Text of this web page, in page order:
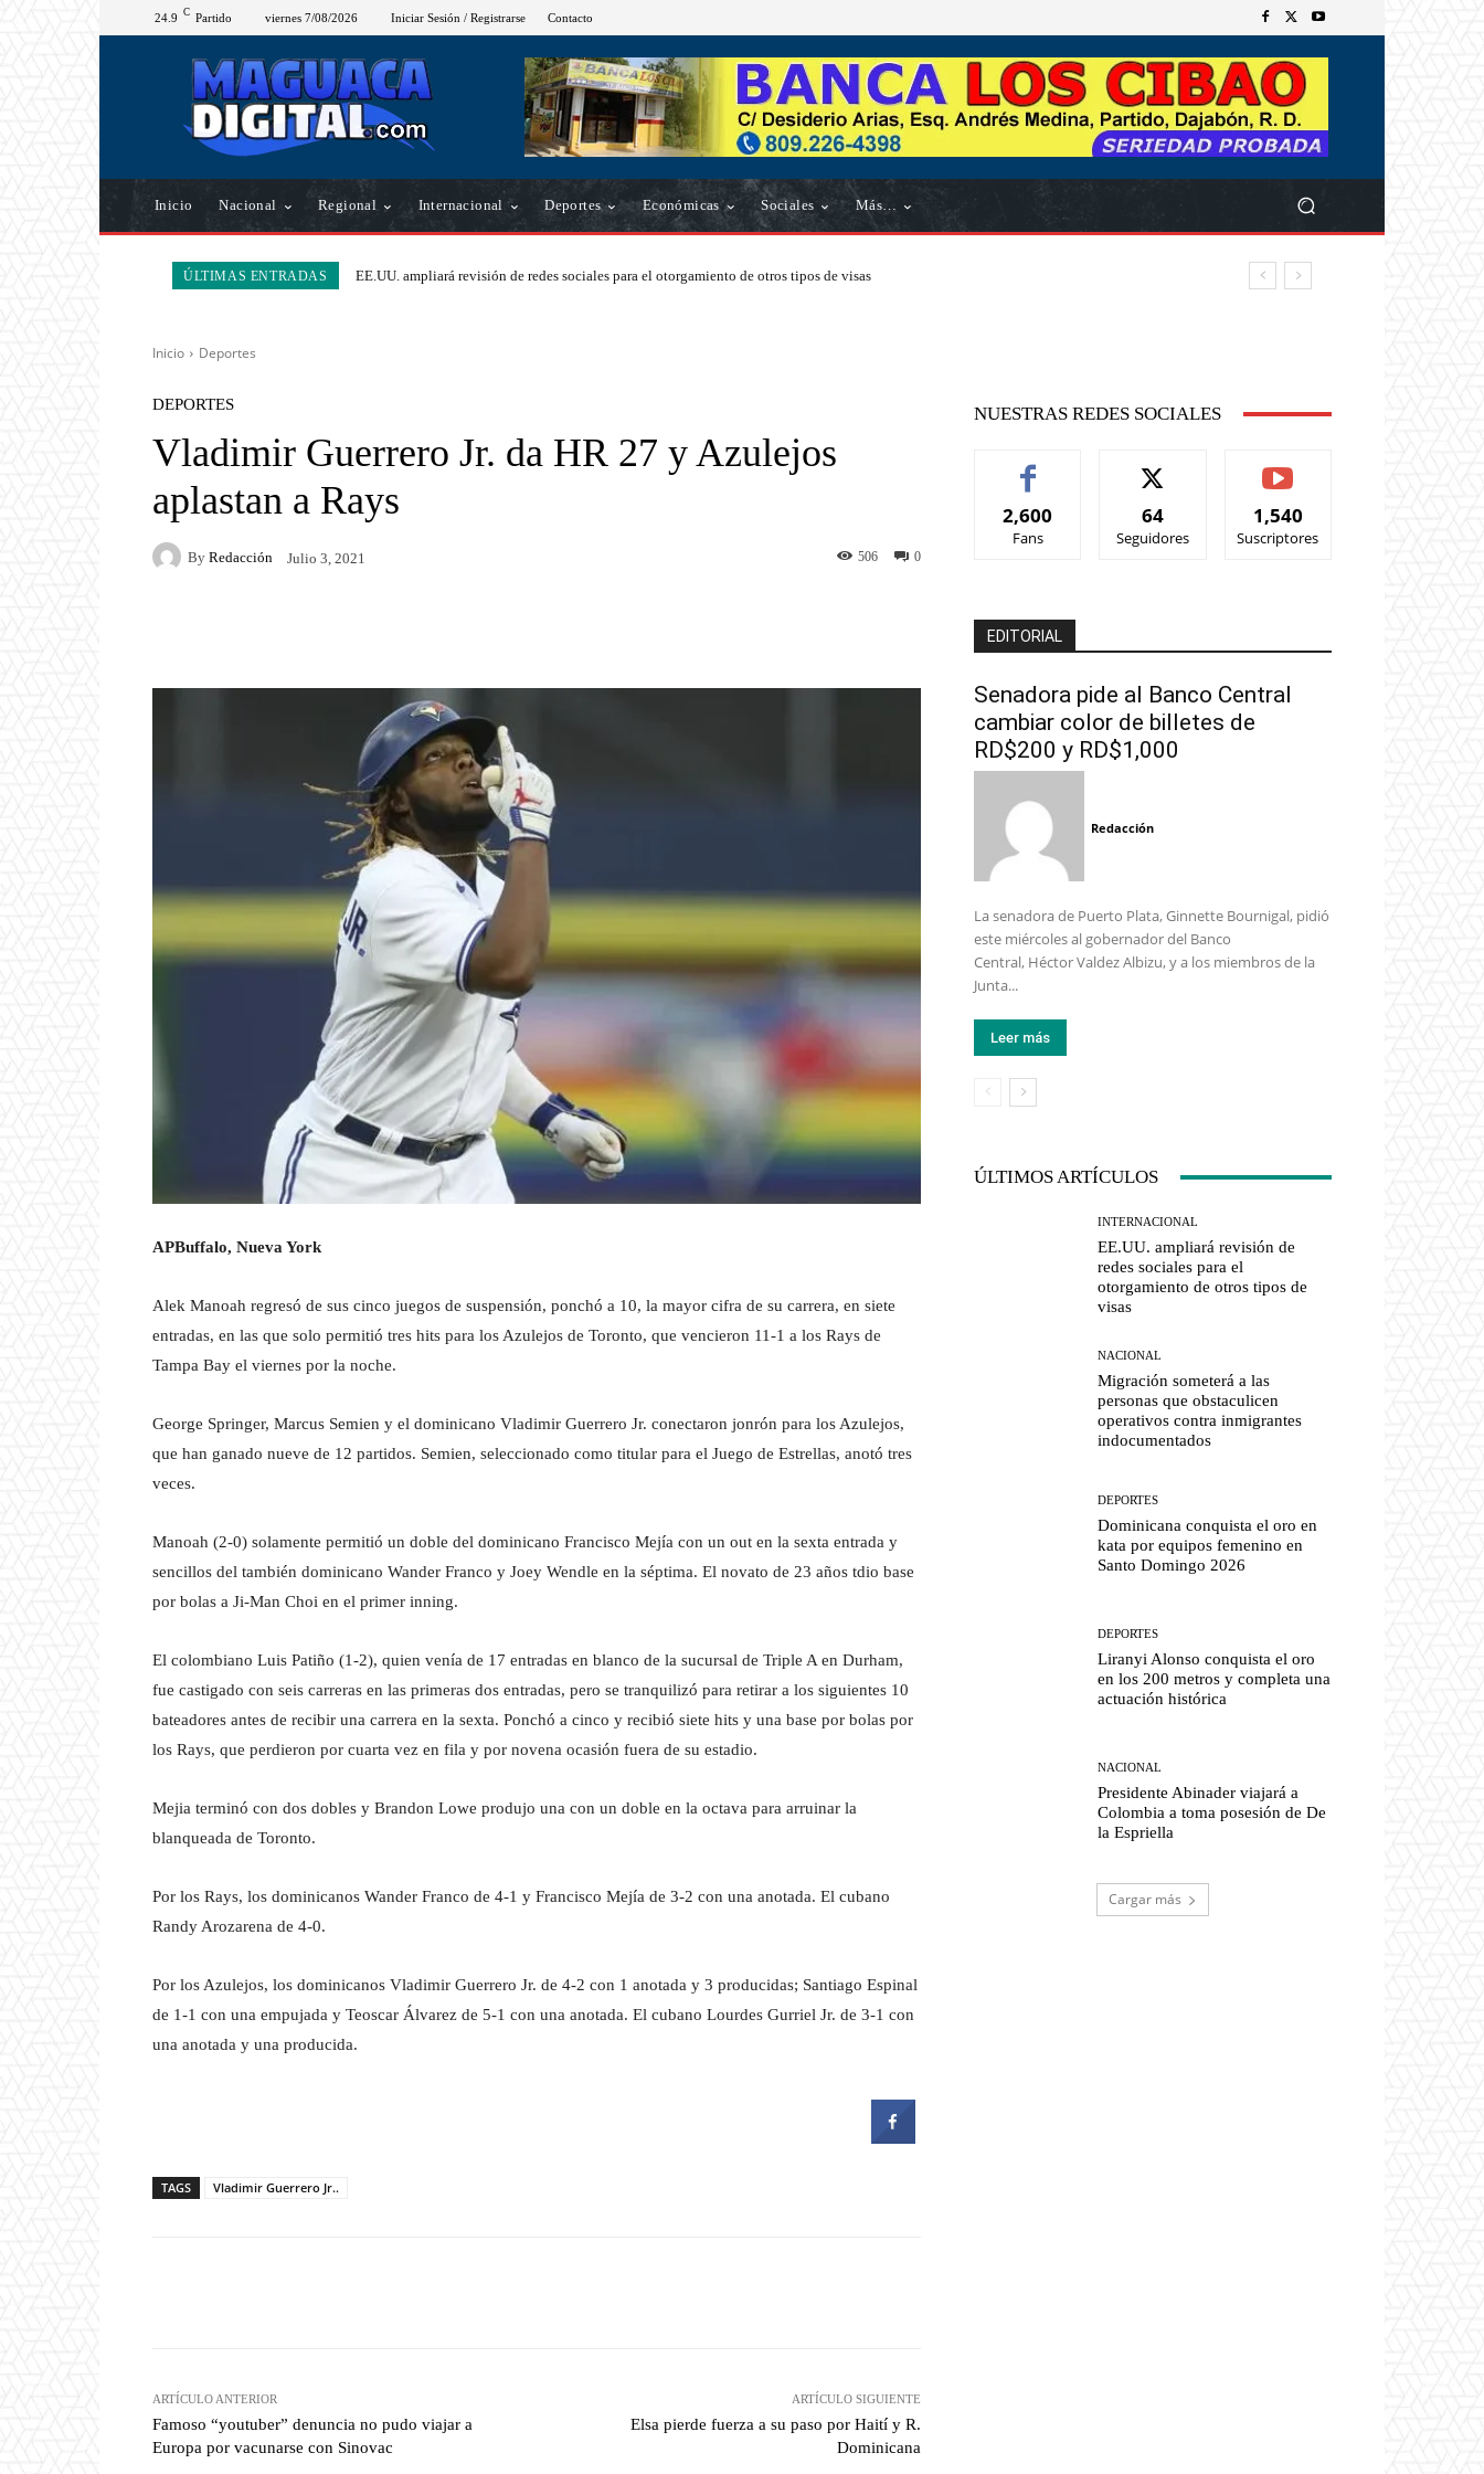
24.9 C Partido viernes 7/08/2026 Iniciar Sesión / Registrarse Contacto
Inicio Nacional Regional Internacional Deportes Económicas Sociales Más…
ÚLTIMAS ENTRADAS EE.UU. ampliará revisión de redes sociales para el otorgamiento de otros tipos de visas
Inicio Deportes
DEPORTES
Vladimir Guerrero Jr. da HR 27 y Azulejos
aplastan a Rays
By Redacción Julio 3, 2021 0
506
APBuffalo, Nueva York
Alek Manoah regresó de sus cinco juegos de suspensión, ponchó a 10, la mayor cifra de su carrera, en siete
entradas, en las que solo permitió tres hits para los Azulejos de Toronto, que vencieron 11-1 a los Rays de
Tampa Bay el viernes por la noche.
George Springer, Marcus Semien y el dominicano Vladimir Guerrero Jr. conectaron jonrón para los Azulejos,
que han ganado nueve de 12 partidos. Semien, seleccionado como titular para el Juego de Estrellas, anotó tres
veces.
Manoah (2-0) solamente permitió un doble del dominicano Francisco Mejía con un out en la sexta entrada y
sencillos del también dominicano Wander Franco y Joey Wendle en la séptima. El novato de 23 años tdio base
por bolas a Ji-Man Choi en el primer inning.
El colombiano Luis Patiño (1-2), quien venía de 17 entradas en blanco de la sucursal de Triple A en Durham,
fue castigado con seis carreras en las primeras dos entradas, pero se tranquilizó para retirar a los siguientes 10
bateadores antes de recibir una carrera en la sexta. Ponchó a cinco y recibió siete hits y una base por bolas por
los Rays, que perdieron por cuarta vez en fila y por novena ocasión fuera de su estadio.
Mejia terminó con dos dobles y Brandon Lowe produjo una con un doble en la octava para arruinar la
blanqueada de Toronto.
Por los Rays, los dominicanos Wander Franco de 4-1 y Francisco Mejía de 3-2 con una anotada. El cubano
Randy Arozarena de 4-0.
Por los Azulejos, los dominicanos Vladimir Guerrero Jr. de 4-2 con 1 anotada y 3 producidas; Santiago Espinal
de 1-1 con una empujada y Teoscar Álvarez de 5-1 con una anotada. El cubano Lourdes Gurriel Jr. de 3-1 con
una anotada y una producida.
TAGS Vladimir Guerrero Jr..
ARTÍCULO ANTERIOR
Famoso “youtuber” denuncia no pudo viajar a
Europa por vacunarse con Sinovac
ARTÍCULO SIGUIENTE
Elsa pierde fuerza a su paso por Haití y R.
Dominicana
NUESTRAS REDES SOCIALES
2,600
Fans
64
Seguidores
1,540
Suscriptores
EDITORIAL
Senadora pide al Banco Central
cambiar color de billetes de
RD$200 y RD$1,000
Redacción
La senadora de Puerto Plata, Ginnette Bournigal, pidió
este miércoles al gobernador del Banco
Central, Héctor Valdez Albizu, y a los miembros de la
Junta...
Leer más
ÚLTIMOS ARTÍCULOS
INTERNACIONAL
EE.UU. ampliará revisión de
redes sociales para el
otorgamiento de otros tipos de
visas
NACIONAL
Migración someterá a las
personas que obstaculicen
operativos contra inmigrantes
indocumentados
DEPORTES
Dominicana conquista el oro en
kata por equipos femenino en
Santo Domingo 2026
DEPORTES
Liranyi Alonso conquista el oro
en los 200 metros y completa una
actuación histórica
NACIONAL
Presidente Abinader viajará a
Colombia a toma posesión de De
la Espriella
Cargar más